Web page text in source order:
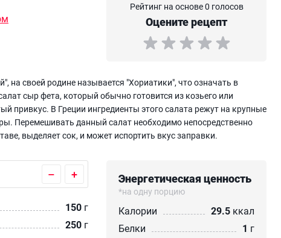
Рейтинг на основе 0 голосов
Оцените рецепт
на своей родине называется "Хориатики", что означать в
сыр фета, который обычно готовится из козьего или
привкус. В Греции ингредиенты этого салата режут на крупные
Перемешивать данный салат необходимо непосредственно
выделяет сок, и может испортить вкус заправки.
– +
150 г
250 г
Энергетическая ценность
*на одну порцию
Калории 29.5 ккал
Белки
1 г